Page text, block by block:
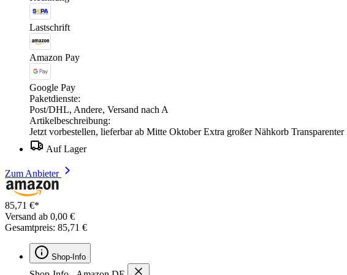
Lastschrift
Amazon Pay
Google Pay
Paketdienste:
Post/DHL, Andere, Versand nach A
Artikelbeschreibung:
Jetzt vorbestellen, lieferbar ab Mitte Oktober Extra großer Nähkorb
Auf Lager
Zum Anbieter
85,71 €*
Versand ab 0,00 €
Gesamtpreis: 85,71 €
Shop-Info